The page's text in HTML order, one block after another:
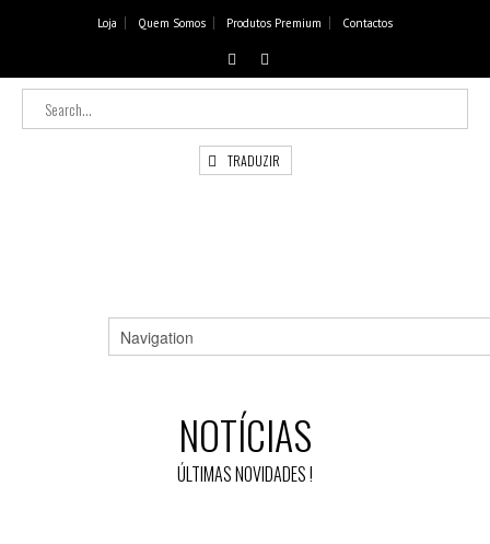
Loja Quem Somos Produtos Premium Contactos
TRADUZIR
NOTÍCIAS
ÚLTIMAS NOVIDADES !